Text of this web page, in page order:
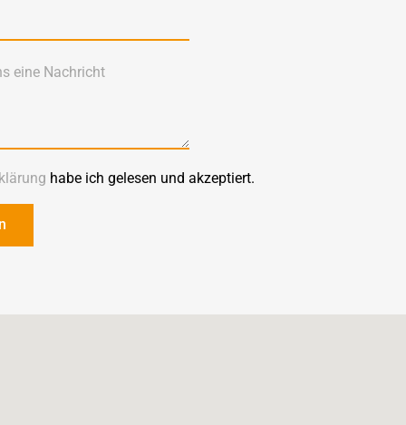
habe ich gelesen und akzeptiert.